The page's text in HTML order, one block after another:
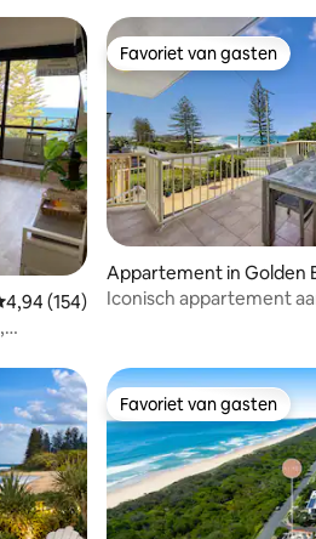
beoordeling van 4,94 op 5,
4,94 (154)
Favoriet van gasten
Favoriet van gasten
Appartement in Golden
h
Iconisch appartement
Favoriet van gasten
Favoriet van gasten